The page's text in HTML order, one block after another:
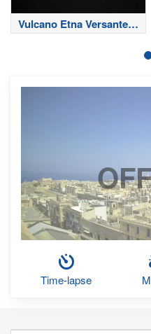
Vulcano Etna Versante
Nord
Time-lapse